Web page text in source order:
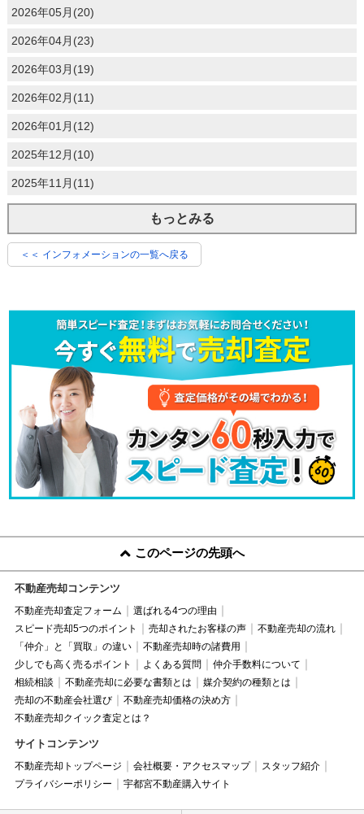
2026年05月(20)
2026年04月(23)
2026年03月(19)
2026年02月(11)
2026年01月(12)
2025年12月(10)
2025年11月(11)
もっとみる
＜＜ インフォメーションの一覧へ戻る
このページの先頭へ
不動産売却コンテンツ
不動産売却査定フォーム
選ばれる4つの理由
スピード売却5つのポイント
売却されたお客様の声
不動産売却の流れ
「仲介」と「買取」の違い
不動産売却時の諸費用
少しでも高く売るポイント
よくある質問
仲介手数料について
相続相談
不動産売却に必要な書類とは
媒介契約の種類とは
売却の不動産会社選び
不動産売却価格の決め方
不動産売却クイック査定とは？
サイトコンテンツ
不動産売却トップページ 会社概要・アクセスマップ
スタッフ紹介
プライバシーポリシー
宇都宮不動産購入サイト